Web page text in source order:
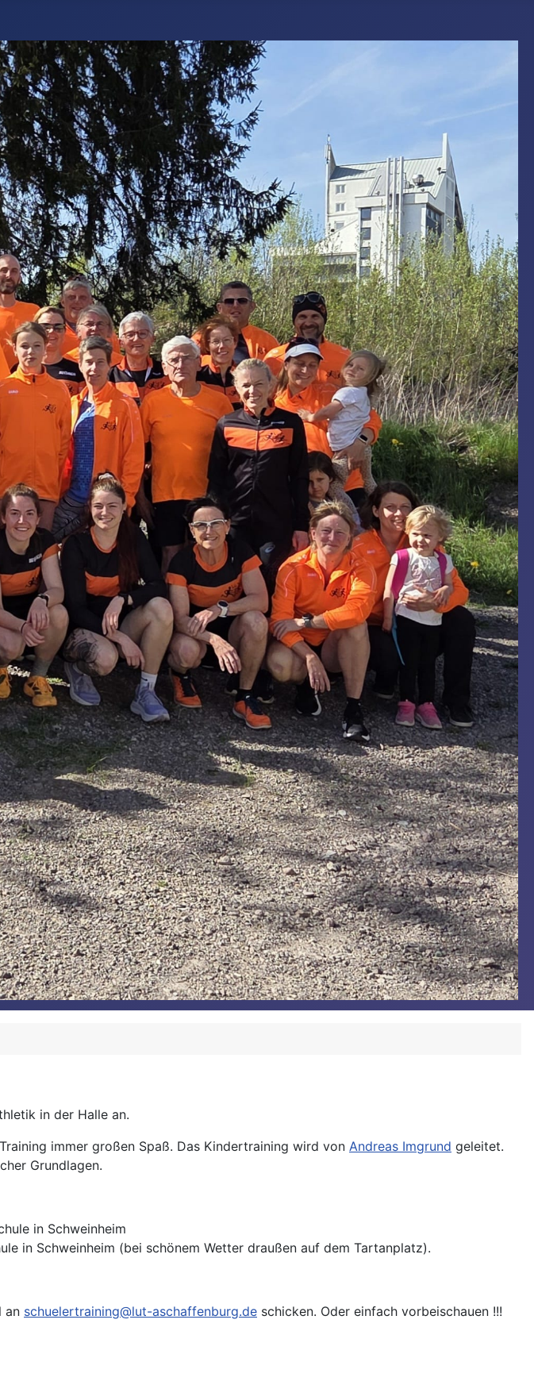
in der Halle an.
immer großen Spaß. Das Kindertraining wird von Andreas Imgrund geleitet.
Grundlagen.
in Schweinheim
in Schweinheim (bei schönem Wetter draußen auf dem Tartanplatz).
an schuelertraining@lut-aschaffenburg.de schicken. Oder einfach vorbeischauen !!!